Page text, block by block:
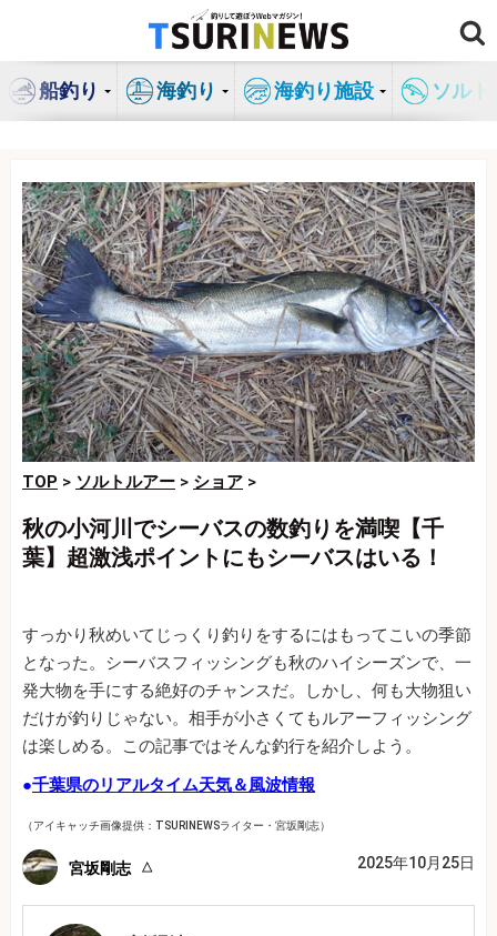
ン
船釣り 海釣り 海釣り施設 ソル
TOP > ソルトルアー > ショア >
秋の小河川でシーバスの数釣りを満喫【千
葉】超激浅ポイントにもシーバスはいる！
すっかり秋めいてじっくり釣りをするにはもってこいの季節
となった。シーバスフィッシングも秋のハイシーズンで、一
発大物を手にする絶好のチャンスだ。しかし、何も大物狙い
だけが釣りじゃない。相手が小さくてもルアーフィッシング
は楽しめる。この記事ではそんな釣行を紹介しよう。
●千葉県のリアルタイム天気＆風波情報
（アイキャッチ画像提供：TSURINEWSライター・宮坂剛志）
宮坂剛志 2025年10月25日